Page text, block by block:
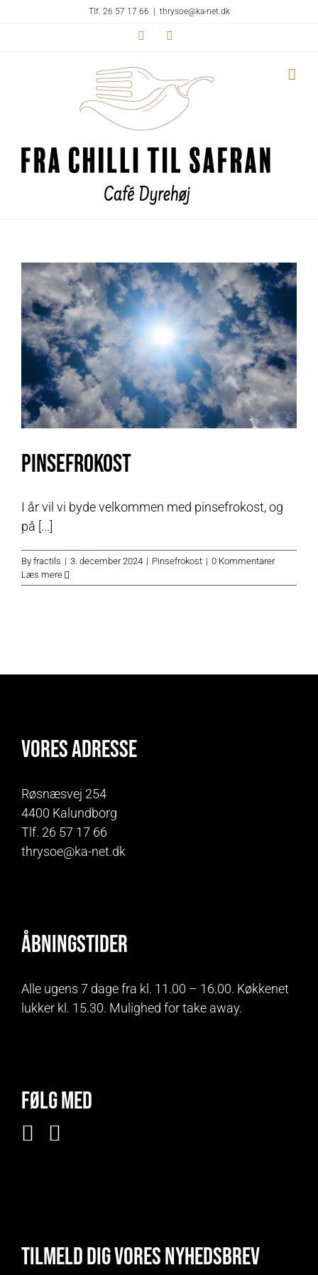
Tlf. 26 57 17 66 thrysoe@ka-net.dk
Facebook
Pinsefrokost
I år vil vi byde velkommen med pinsefrokost, og
på [...]
By fractils | 3. december 2024 | Pinsefrokost | 0 Kommentarer
Læs mere
Vores adresse
Røsnæsvej 254
4400 Kalundborg
Tlf. 26 57 17 66
thrysoe@ka-net.dk
Åbningstider
Alle ugens 7 dage fra kl. 11.00 – 16.00. Køkkenet
lukker kl. 15.30. Mulighed for take away.
Følg med
Tilmeld dig vores nyhedsbrev